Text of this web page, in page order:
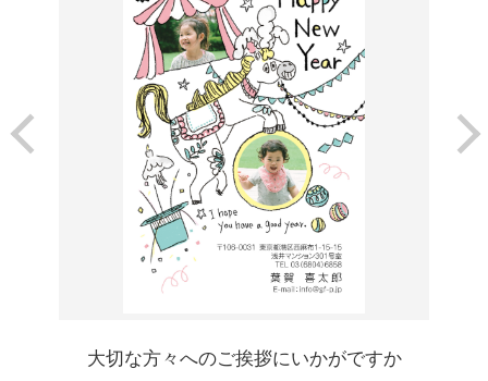
大切な方々へのご挨拶にいかがですか